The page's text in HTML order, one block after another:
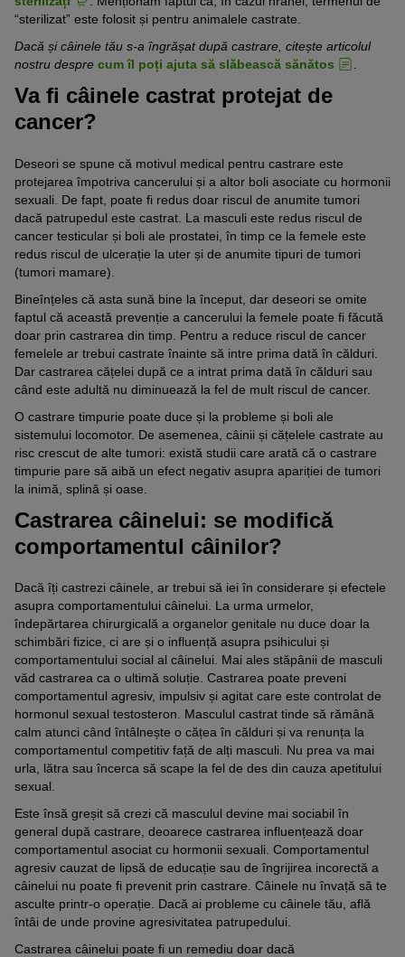
“sterilizat” este folosit și pentru animalele castrate.
Dacă și câinele tău s-a îngrășat după castrare, citește articolul
nostru despre cum îl poți ajuta să slăbească sănătos .
Va fi câinele castrat protejat de
cancer?
Deseori se spune că motivul medical pentru castrare este
protejarea împotriva cancerului și a altor boli asociate cu hormonii
sexuali. De fapt, poate fi redus doar riscul de anumite tumori
dacă patrupedul este castrat. La masculi este redus riscul de
cancer testicular și boli ale prostatei, în timp ce la femele este
redus riscul de ulcerație la uter și de anumite tipuri de tumori
(tumori mamare).
Bineînțeles că asta sună bine la început, dar deseori se omite
faptul că această prevenție a cancerului la femele poate fi făcută
doar prin castrarea din timp. Pentru a reduce riscul de cancer
femelele ar trebui castrate înainte să intre prima dată în călduri.
Dar castrarea cățelei după ce a intrat prima dată în călduri sau
când este adultă nu diminuează la fel de mult riscul de cancer.
O castrare timpurie poate duce și la probleme și boli ale
sistemului locomotor. De asemenea, câinii și cățelele castrate au
risc crescut de alte tumori: există studii care arată că o castrare
timpurie pare să aibă un efect negativ asupra apariției de tumori
la inimă, splină și oase.
Castrarea câinelui: se modifică
comportamentul câinilor?
Dacă îți castrezi câinele, ar trebui să iei în considerare și efectele
asupra comportamentului câinelui. La urma urmelor,
îndepărtarea chirurgicală a organelor genitale nu duce doar la
schimbări fizice, ci are și o influență asupra psihicului și
comportamentului social al câinelui. Mai ales stăpânii de masculi
văd castrarea ca o ultimă soluție. Castrarea poate preveni
comportamentul agresiv, impulsiv și agitat care este controlat de
hormonul sexual testosteron. Masculul castrat tinde să rămână
calm atunci când întâlnește o cățea în călduri și va renunța la
comportamentul competitiv față de alți masculi. Nu prea va mai
urla, lătra sau încerca să scape la fel de des din cauza apetitului
sexual.
Este însă greșit să crezi că masculul devine mai sociabil în
general după castrare, deoarece castrarea influențează doar
comportamentul asociat cu hormonii sexuali. Comportamentul
agresiv cauzat de lipsă de educație sau de îngrijirea incorectă a
câinelui nu poate fi prevenit prin castrare. Câinele nu învață să te
asculte printr-o operație. Dacă ai probleme cu câinele tău, află
întâi de unde provine agresivitatea patrupedului.
Castrarea câinelui poate fi un remediu doar dacă